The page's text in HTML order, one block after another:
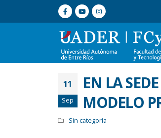
11
Sep
EN LA
MODELO
Sin categoría